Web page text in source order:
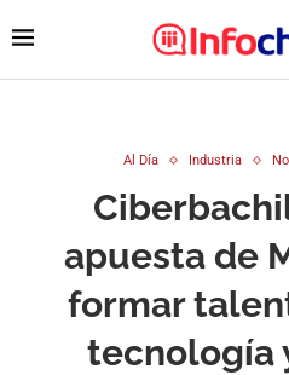
Al Día Industria
apuesta de
formar
tecnología